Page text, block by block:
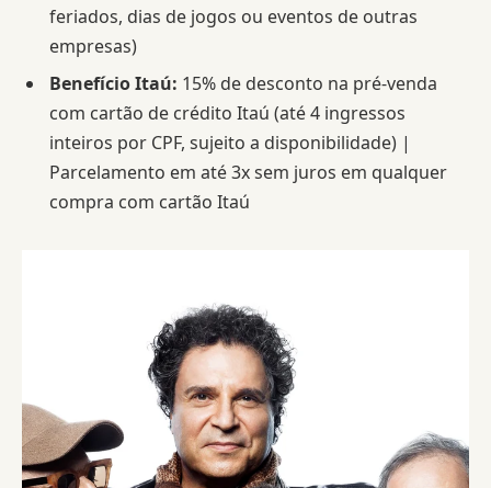
feriados, dias de jogos ou eventos de outras
empresas)
Benefício Itaú: 15% de desconto na pré-venda
com cartão de crédito Itaú (até 4 ingressos
inteiros por CPF, sujeito a disponibilidade) |
Parcelamento em até 3x sem juros em qualquer
compra com cartão Itaú